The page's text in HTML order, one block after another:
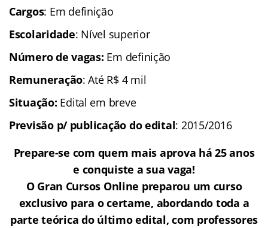
Cargos: Em definição
Escolaridade: Nível superior
Número de vagas: Em definição
Remuneração: Até R$ 4 mil
Situação: Edital em breve
Previsão p/ publicação do edital: 2015/2016
Prepare-se com quem mais aprova há 25 anos
e conquiste a sua vaga!
O Gran Cursos Online preparou um curso
exclusivo para o certame, abordando toda a
parte teórica do último edital, com professores